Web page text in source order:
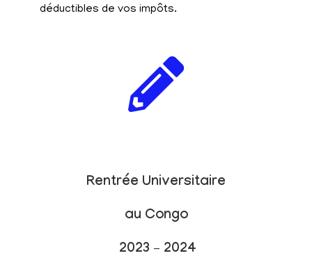
déductibles de vos impôts.
Rentrée Universitaire
au Congo
2023 – 2024